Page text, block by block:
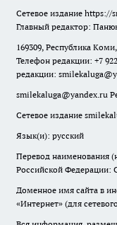
Сетевое издание https://
Главный редактор:
169309, Республика
Телефон редакции: +7
редакции:
smilekaluga@yandex.ru
Сетевое издание
Язык(и): русский
Перевод наименования
Российской Федерации:
Доменное имя сайта в
«Интернет» (для